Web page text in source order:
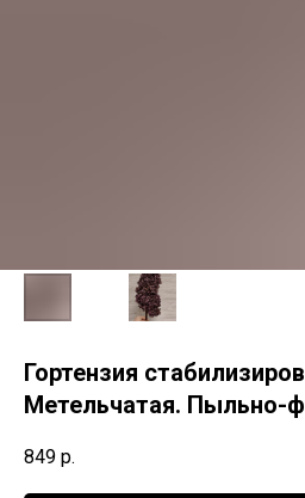
Гортензия
Метельчатая. Пыльно-
849 р.